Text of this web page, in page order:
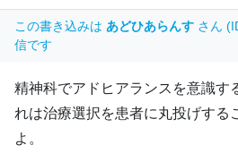
この書き込みは あどひあらんす さん
信です
精神科でアドヒアランスを意識す
れは治療選択を患者に丸投げする
よ。